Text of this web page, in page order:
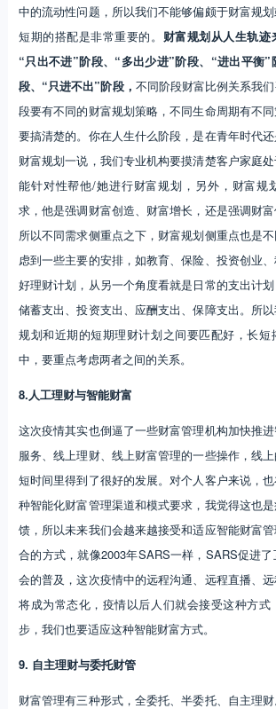
中的流动性问题，所以我们不能够偏颇于财富规
短期的搭配是非常重要的。 财富规划从人生轨迹
“只出不进”阶段、“多出少进”阶段、“进出平衡
段、“只进不出”阶段， 不同阶段财富比例关系我
段要有不同的财富规划策略，不同生命周期有不
要搞清楚的。你在人生什么阶段，是在青年时代
财富规划一说，我们专业机构要摸清楚客户家庭
能针对性帮他/她进行财富规划，另外，财富规
求，他是强调财富创造、财富增长，还是强调财
所以不同需求侧重点之下，财富规划侧重点也是
虑到一些主要的安排，如教育、保险、投资创业
好理财计划，从另一个角度看就是日常的支出计划
储蓄支出、投资支出、应酬支出、保障支出。所
规划和近期的短期理财计划之间要匹配好，长短
中，要重点考虑两者之间的关系。
8.人工理财与智能财富
这次疫情其实也倒逼了一些财富管理机构加快推
服务、线上理财、线上财富管理的一些操作，线
短时间里得到了很好的发展。对个人客户来说，
种智能化财富管理渠道和模式要求，我觉得这也
馈，所以未来我们会越来越接受和适应智能财富
合的方式，就像2003年SARS一样，SARS促进
会的普及，这次疫情中的远程沟通、远程直播、
将成为常态化，疫情以后人们就会接受这种方
步，我们也要适应这种智能财富方式。
9. 自主理财与委托财管
财富管理有三种形式，全委托、半委托、自主理